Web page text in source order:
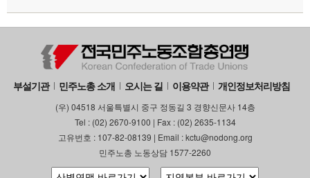
부설기관 민주노총 소개 오시는 길 이용약관 개인정보처리방침
(우) 04518 서울특별시 중구 정동길 3 경향신문사 14층
Tel : (02) 2670-9100 | Fax : (02) 2635-1134
고유번호 : 107-82-08139 | Email : kctu@nodong.org
민주노총 노동상담 1577-2260